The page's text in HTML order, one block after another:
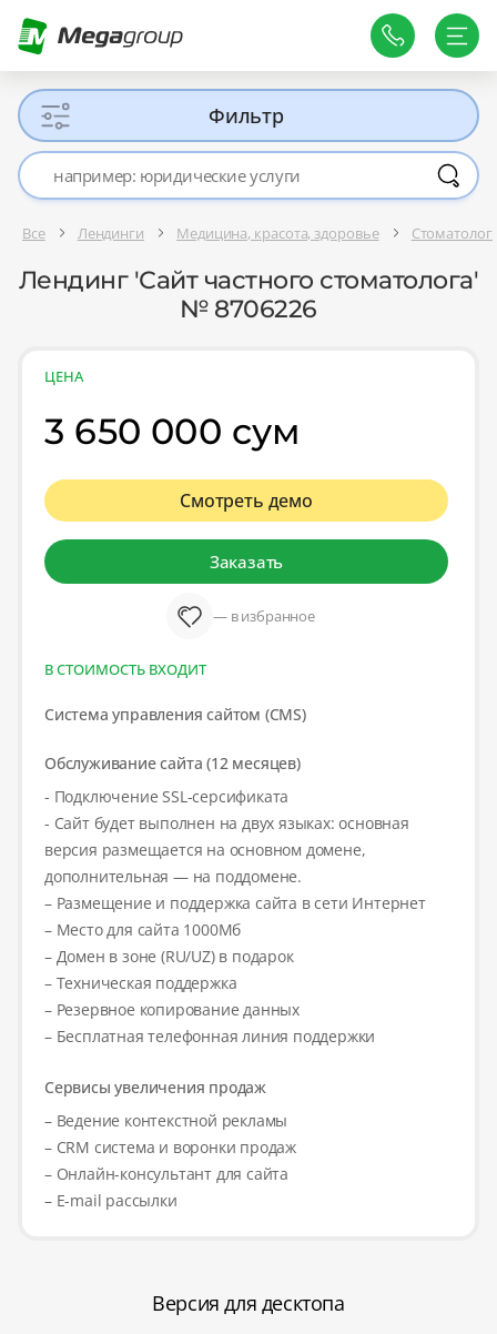
Фильтр
Все Лендинги Медицина, красота, здоровье
Лендинг 'Сайт частного стоматолога'
№ 8706226
ЦЕНА
3 650 000 сум
Смотреть демо
Заказать
— в избранное
В СТОИМОСТЬ ВХОДИТ
Система управления сайтом (CMS)
Обслуживание сайта (12 месяцев)
- Подключение SSL-серсификата
- Сайт будет выполнен на двух языках: основная
версия размещается на основном домене,
дополнительная — на поддомене.
– Размещение и поддержка сайта в сети Интернет
– Место для сайта 1000Мб
– Домен в зоне (RU/UZ) в подарок
– Техническая поддержка
– Резервное копирование данных
– Бесплатная телефонная линия поддержки
Сервисы увеличения продаж
– Ведение контекстной рекламы
– CRM система и воронки продаж
– Онлайн-консультант для сайта
– E-mail рассылки
Версия для десктопа